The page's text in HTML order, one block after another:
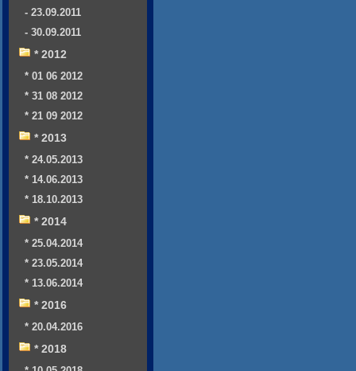
- 23.09.2011
- 30.09.2011
* 2012
* 01 06 2012
* 31 08 2012
* 21 09 2012
* 2013
* 24.05.2013
* 14.06.2013
* 18.10.2013
* 2014
* 25.04.2014
* 23.05.2014
* 13.06.2014
* 2016
* 20.04.2016
* 2018